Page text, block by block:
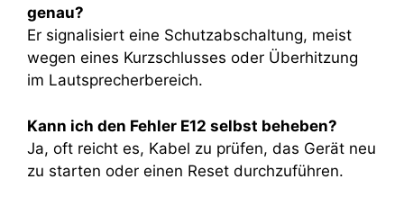
genau?
Er signalisiert eine Schutzabschaltung, meist
wegen eines Kurzschlusses oder Überhitzung
im Lautsprecherbereich.
Kann ich den Fehler E12 selbst beheben?
Ja, oft reicht es, Kabel zu prüfen, das Gerät neu
zu starten oder einen Reset durchzuführen.